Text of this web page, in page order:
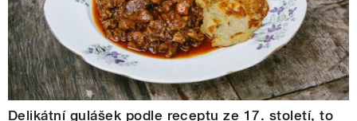
Delikátní gulášek podle receptu ze 17. století, to